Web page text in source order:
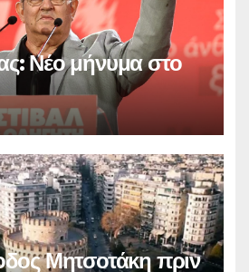
Νέο μήνυμα στο
Μητσοτάκη πριν